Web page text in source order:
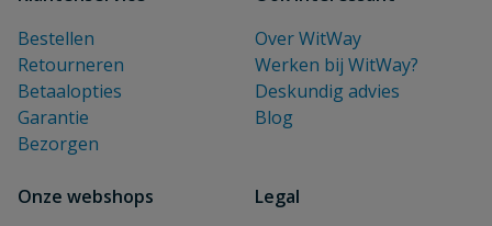
Bestellen
Retourneren
Betaalopties
Garantie
Bezorgen
Over WitWay
Werken bij WitWay?
Deskundig advies
Blog
Onze webshops
Legal